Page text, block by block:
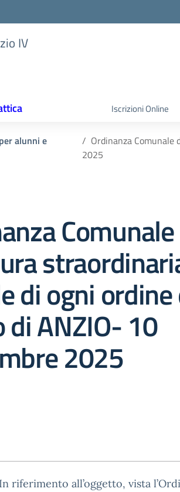
IV
Iscrizioni Online
alunni e
Ordinanza
2025
di ogni ordine
di ANZIO- 10
2025
In riferimento all’oggetto, vista